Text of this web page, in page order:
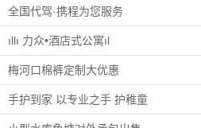
全国代驾·携程为您服务
ıllı 力众•酒店式公寓ıl
梅河口棉裤定制大优惠
手护到家 以专业之手 护稚童